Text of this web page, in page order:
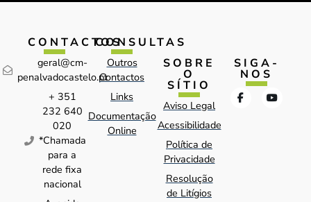
CONTACTOS
geral@cm-
penalvadocastelo.pt
+ 351
232 640
020
*Chamada
para a
rede fixa
nacional
CONSULTAS
Outros
Contactos
Links
Documentação
Online
SOBRE
O
SÍTIO
Aviso Legal
Acessibilidade
Política de
Privacidade
Resolução
de Litígios
SIGA-
NOS